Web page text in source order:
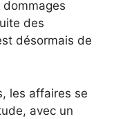
dommages
des
désormais de
les affaires se
avec un